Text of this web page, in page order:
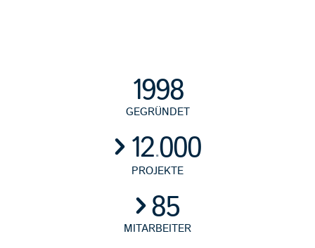
1998
GEGRÜNDET
12.000
PROJEKTE
85
MITARBEITER